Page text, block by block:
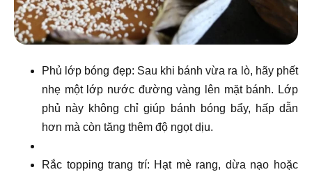
Phủ lớp bóng đẹp: Sau khi bánh vừa ra lò, hãy phết
nhẹ một lớp nước đường vàng lên mặt bánh. Lớp
phủ này không chỉ giúp bánh bóng bẩy, hấp dẫn
hơn mà còn tăng thêm độ ngọt dịu.
Rắc topping trang trí: Hạt mè rang, dừa nạo hoặc